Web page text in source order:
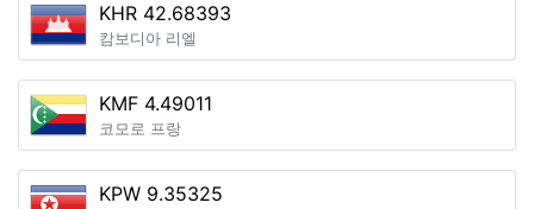
KHR 42.68393
캄보디아 리엘
KMF 4.49011
코모로 프랑
KPW 9.35325